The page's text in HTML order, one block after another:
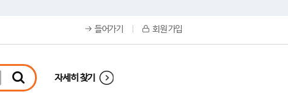
들어가기 회원 가입
자세히 찾기